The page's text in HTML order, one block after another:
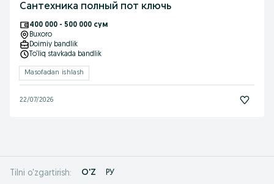
Сантехника полный пот ключь
400 000 - 500 000 сум
Buxoro
Doimiy bandlik
To‘liq stavkada bandlik
Masofadan ishlash
22/07/2026
Tilni o'zgartirish: O'Z РУ